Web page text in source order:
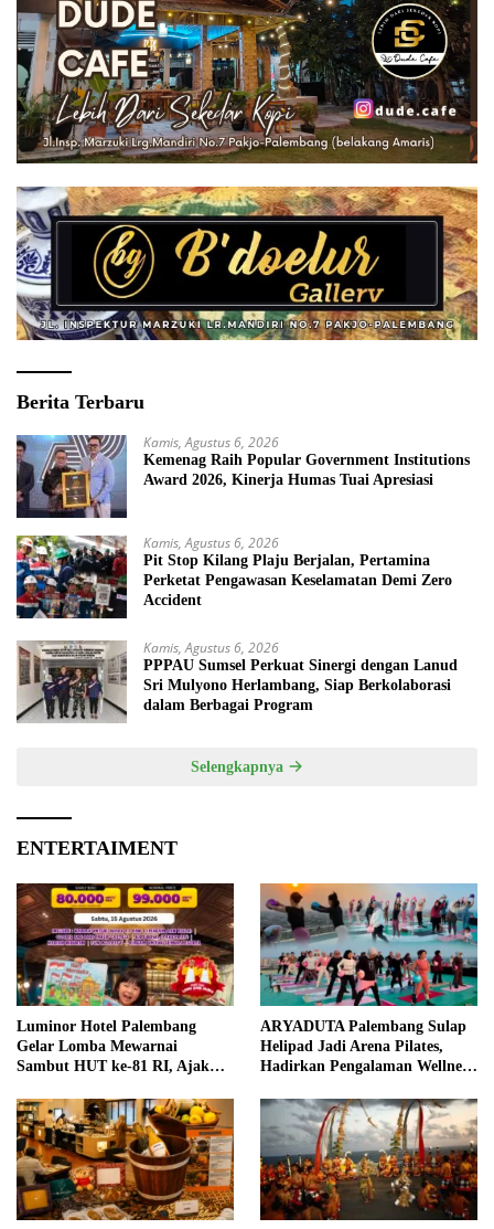
Berita Terbaru
Kamis, Agustus 6, 2026
Kemenag Raih Popular Government Institutions
Award 2026, Kinerja Humas Tuai Apresiasi
Kamis, Agustus 6, 2026
Pit Stop Kilang Plaju Berjalan, Pertamina
Perketat Pengawasan Keselamatan Demi Zero
Accident
Kamis, Agustus 6, 2026
PPPAU Sumsel Perkuat Sinergi dengan Lanud
Sri Mulyono Herlambang, Siap Berkolaborasi
dalam Berbagai Program
Selengkapnya
ENTERTAIMENT
Luminor Hotel Palembang
Gelar Lomba Mewarnai
Sambut HUT ke-81 RI, Ajak
ARYADUTA Palembang Sulap
Helipad Jadi Arena Pilates,
Hadirkan Pengalaman Wellness